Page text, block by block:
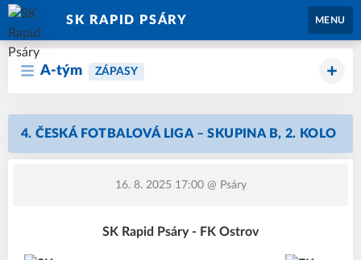
SK RAPID PSÁRY MENU
A-tým ZÁPASY
4. ČESKÁ FOTBALOVÁ LIGA – SKUPINA B, 2. KOLO
16. 8. 2025 17:00@ Psáry
SK Rapid Psáry - FK Ostrov